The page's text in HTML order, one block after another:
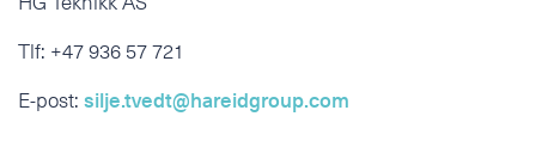
Tlf: +47 936 57 721
E-post:silje.tvedt@hareidgroup.com